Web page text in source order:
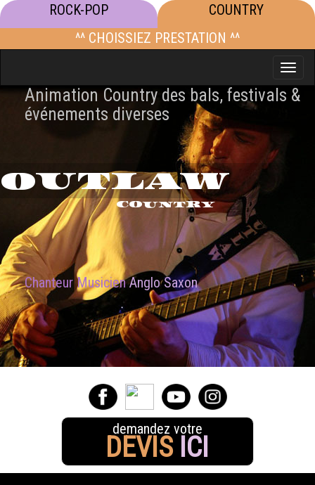
ROCK-POP
COUNTRY
^^ CHOISSIEZ PRESTATION ^^
Toggle
Animation Country des bals, festivals &
événements diverses
OUTLAW
COUNTRY
Chanteur MusicienAnglo Saxon
demandez votre
DEVIS ICI